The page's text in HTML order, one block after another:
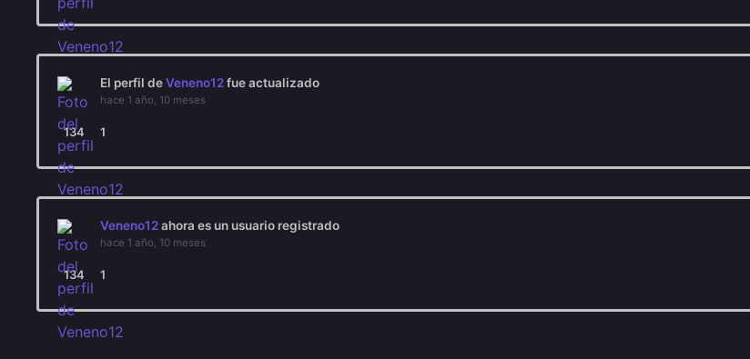
El perfil deVeneno12fue actualizado
hace 1 año, 10 meses
134 1
Veneno12ahora es un usuario registrado
hace 1 año, 10 meses
134 1